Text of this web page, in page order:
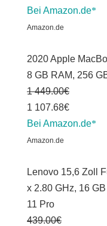
Bei Amazon.de
Amazon.de
2020 Apple
8 GB RAM, 256
1 449.00€
1 107.68€
Bei Amazon.de
Amazon.de
Lenovo 15,6 Zoll
x 2.80 GHz, 16
11 Pro
439.00€